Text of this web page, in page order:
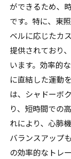
ができるため、
です。特に、東
ベルに応じたカ
提供されており
います。効率的
に直結した運動
は、シャドーボ
り、短時間での
れにより、心肺
バランスアップ
の効率的なトレ